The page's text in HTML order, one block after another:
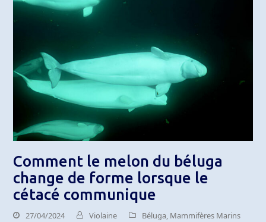
Comment le melon du béluga
change de forme lorsque le
cétacé communique
27/04/2024 Violaine Béluga, Mammifères Marins